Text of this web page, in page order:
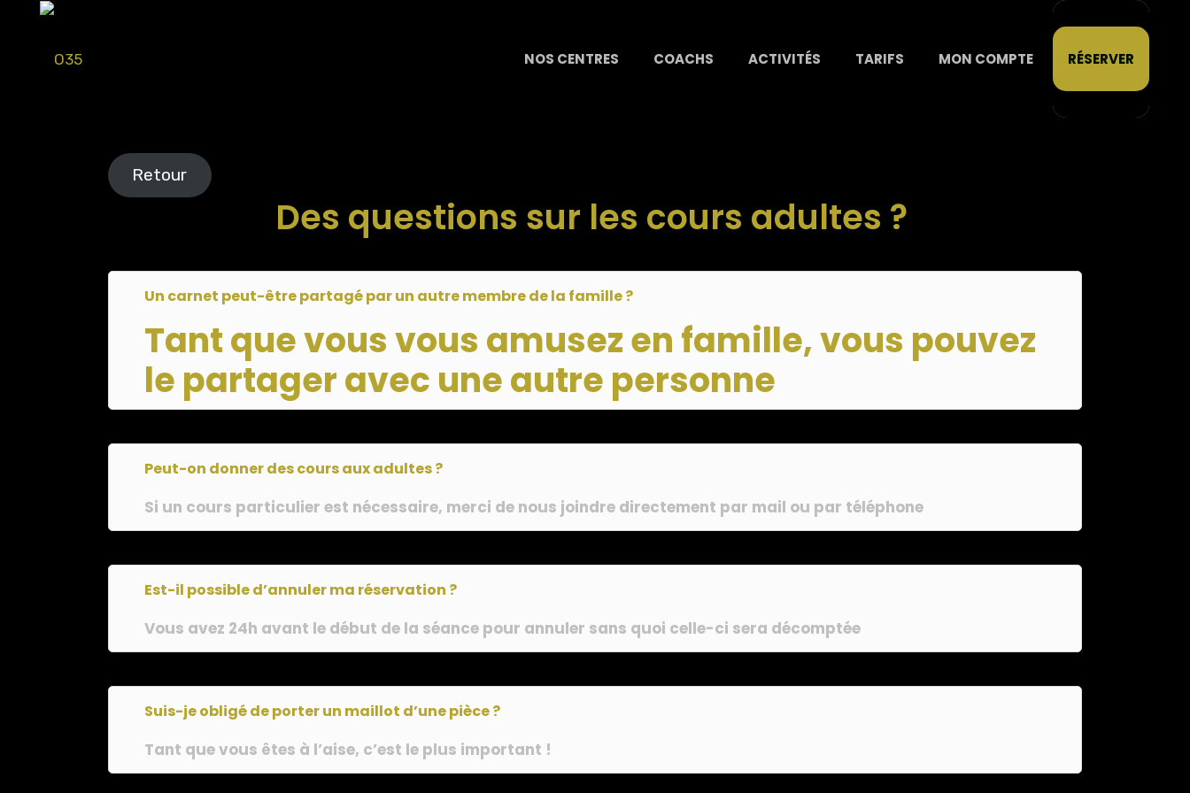
NOS CENTRES COACHS ACTIVITÉS TARIFS MON COMPTE RÉSERVER
Retour
Des questions sur les cours adultes ?
Un carnet peut-être partagé par un autre membre de la famille ?
Tant que vous vous amusez en famille, vous pouvez
le partager avec une autre personne
Peut-on donner des cours aux adultes ?
Si un cours particulier est nécessaire, merci de nous joindre directement par mail ou par téléphone
Est-il possible d’annuler ma réservation ?
Vous avez 24h avant le début de la séance pour annuler sans quoi celle-ci sera décomptée
Suis-je obligé de porter un maillot d’une pièce ?
Tant que vous êtes à l’aise, c’est le plus important !